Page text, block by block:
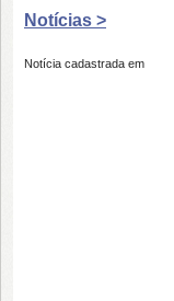
Notícias >
Notícia cadastrada em